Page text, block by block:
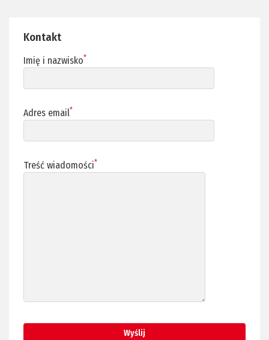
Kontakt
Imię i nazwisko*
Adres email*
Treść wiadomości*